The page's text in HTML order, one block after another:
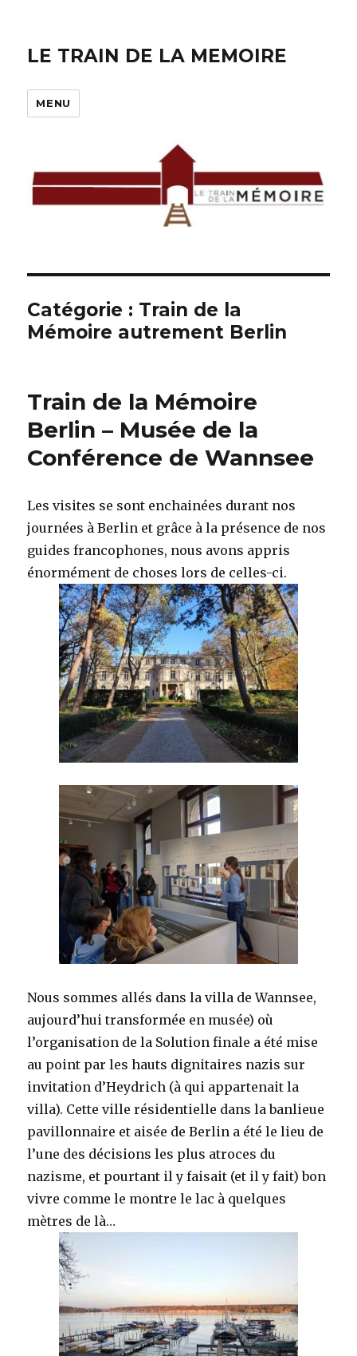
LE TRAIN DE LA MEMOIRE
MENU
Catégorie : Train de la
Mémoire autrement Berlin
Train de la Mémoire
Berlin – Musée de la
Conférence de Wannsee
Les visites se sont enchainées durant nos
journées à Berlin et grâce à la présence de nos
guides francophones, nous avons appris
énormément de choses lors de celles-ci.
Nous sommes allés dans la villa de Wannsee,
aujourd’hui transformée en musée) où
l’organisation de la Solution finale a été mise
au point par les hauts dignitaires nazis sur
invitation d’Heydrich (à qui appartenait la
villa). Cette ville résidentielle dans la banlieue
pavillonnaire et aisée de Berlin a été le lieu de
l’une des décisions les plus atroces du
nazisme, et pourtant il y faisait (et il y fait) bon
vivre comme le montre le lac à quelques
mètres de là…